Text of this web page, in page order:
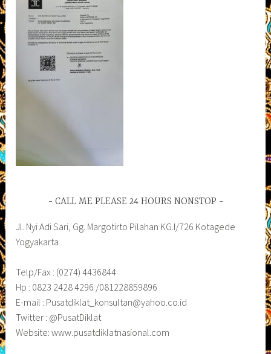
CALL ME PLEASE 24 HOURS NONSTOP
Jl. Nyi Adi Sari, Gg. Margotirto Pilahan KG.I/726 Kotagede
Yogyakarta
Telp/Fax : (0274) 4436844
Hp : 0823 2428 4296 /081228859896
E-mail : Pusatdiklat_konsultan@yahoo.co.id
Twitter : @PusatDiklat
Website: www.pusatdiklatnasional.com